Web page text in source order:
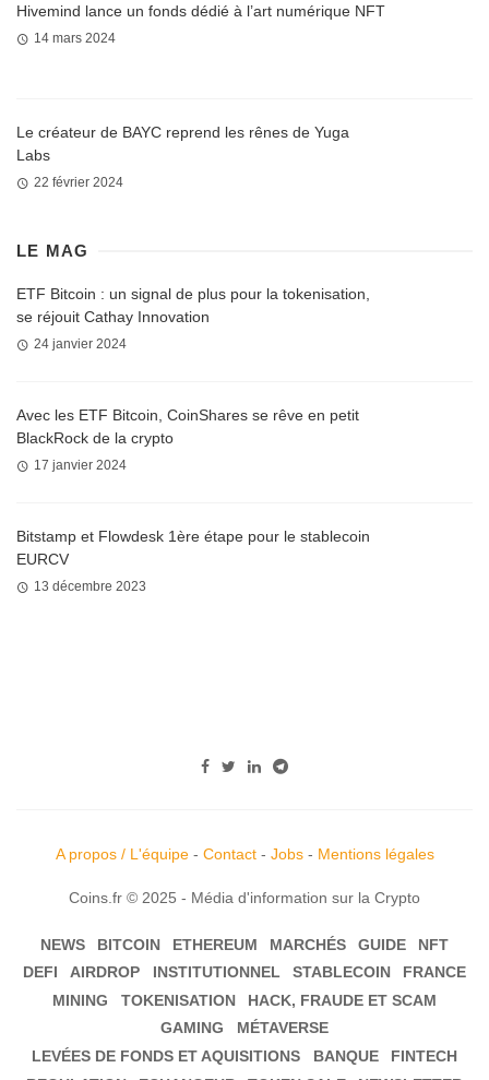
Hivemind lance un fonds dédié à l’art numérique NFT
14 mars 2024
Le créateur de BAYC reprend les rênes de Yuga
Labs
22 février 2024
LE MAG
ETF Bitcoin : un signal de plus pour la tokenisation,
se réjouit Cathay Innovation
24 janvier 2024
Avec les ETF Bitcoin, CoinShares se rêve en petit
BlackRock de la crypto
17 janvier 2024
Bitstamp et Flowdesk 1ère étape pour le stablecoin
EURCV
13 décembre 2023
A propos / L'équipe- Contact- Jobs- Mentions légales
Coins.fr © 2025 - Média d'information sur la Crypto
NEWS BITCOIN ETHEREUM MARCHÉS GUIDE
NFT
DEFI
AIRDROP INSTITUTIONNEL STABLECOIN
FRANCE
MINING
TOKENISATION
HACK, FRAUDE ET SCAM
GAMING
MÉTAVERSE
LEVÉES DE FONDS ET AQUISITIONS
BANQUE
FINTECH